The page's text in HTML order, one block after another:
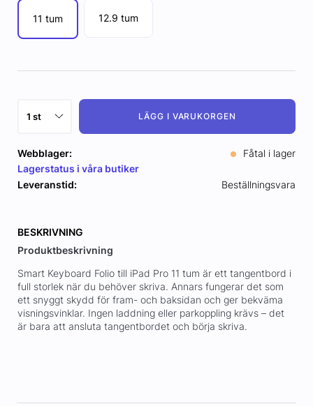
11 tum 12.9 tum
LÄGG I VARUKORGEN
Webblager:
Fåtal i lager
Lagerstatus i våra butiker
Leveranstid:
Beställningsvara
BESKRIVNING
Produktbeskrivning
Smart Keyboard Folio till iPad Pro 11 tum är ett tangentbord i
full storlek när du behöver skriva. Annars fungerar det som
ett snyggt skydd för fram- och baksidan och ger bekväma
visningsvinklar. Ingen laddning eller parkoppling krävs – det
är bara att ansluta tangentbordet och börja skriva.